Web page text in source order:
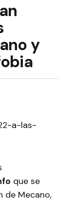
y
que se
de Mecano,